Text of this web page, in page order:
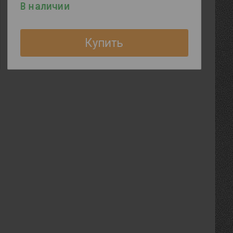
В наличии
Купить